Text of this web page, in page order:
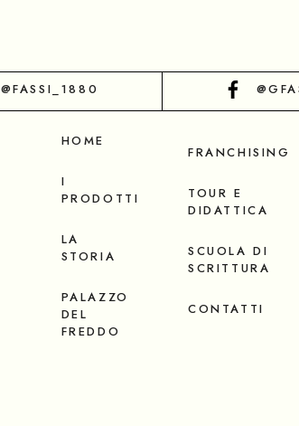
@FASSI_1880
HOME
I
PRODOTTI
LA
STORIA
PALAZZO
DEL
FREDDO
FRANCHISING
TOUR E
DIDATTICA
SCUOLA DI
SCRITTURA
CONTATTI